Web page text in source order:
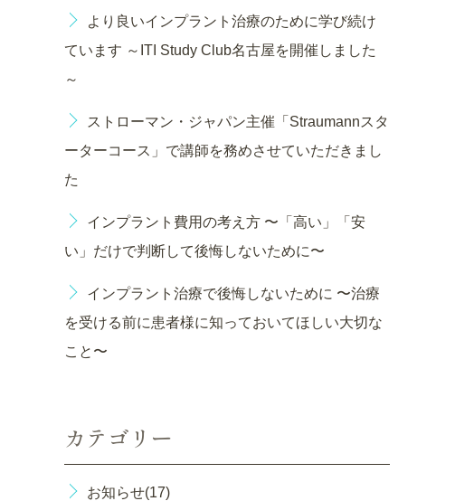
より良いインプラント治療のために学び続け
ています ～ITI Study Club名古屋を開催しました
～
ストローマン・ジャパン主催「Straumannスタ
ーターコース」で講師を務めさせていただきまし
た
インプラント費用の考え方 〜「高い」「安
い」だけで判断して後悔しないために〜
インプラント治療で後悔しないために 〜治療
を受ける前に患者様に知っておいてほしい大切な
こと〜
カテゴリー
お知らせ(17)